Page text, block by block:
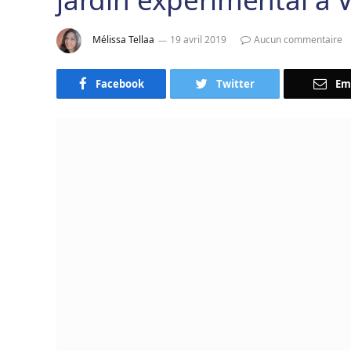
Mélissa Tellaa 19 avril 2019 Aucun commentaire
Facebook Twitter